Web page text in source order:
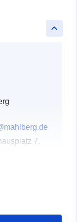
keyboard_arrow_up
7,
23